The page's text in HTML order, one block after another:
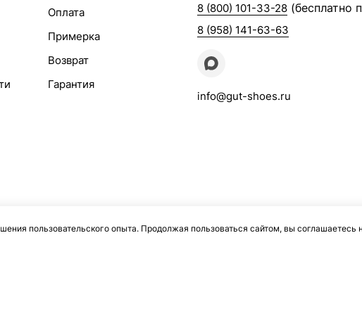
Оплата
Примерка
Возврат
Гарантия
8 (800) 101-33-28 (бесплатно
8 (958) 141-63-63
info@gut-shoes.ru
пользовательского опыта. Продолжая пользоваться сайтом, вы соглашаетесь